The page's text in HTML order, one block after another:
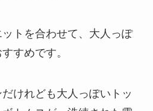
トを合わせて、大人っぽ
すめです。
けれども大人っぽいトッ